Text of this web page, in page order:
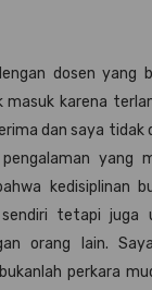
dosen yang
karena
dan saya tidak
yang
kedisiplinan
tetapi juga
orang lain.
perkara